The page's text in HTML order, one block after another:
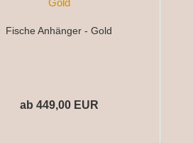
Fische Anhänger - Gold
ab 449,00 EUR